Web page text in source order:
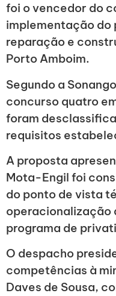
foi o vencedor do
implementação do
reparação e
Porto Amboim.
Segundo a
concurso quatro
foram
requisitos
A proposta
Mota-Engil foi
do ponto de vista
operacionalização
programa de
O despacho
competências à
Daves de Sousa,